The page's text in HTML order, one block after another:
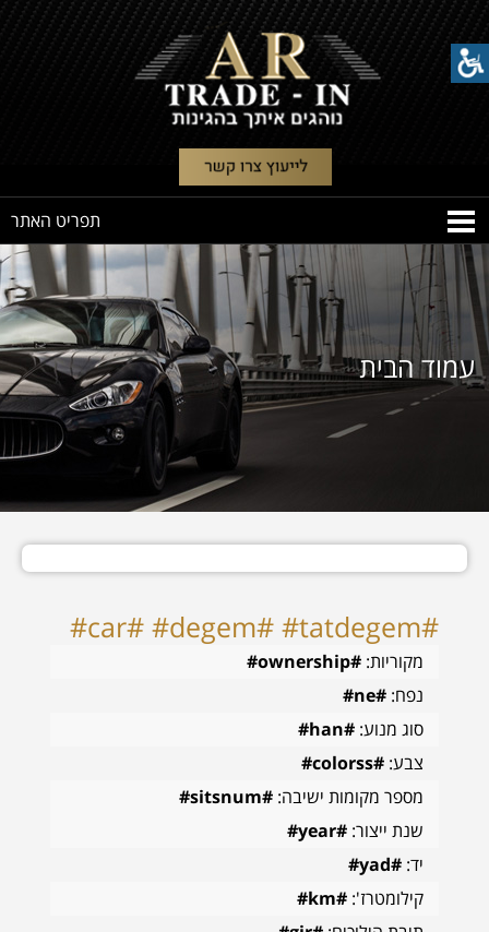
עמוד הבית
#car# #degem# #tatdegem#
מקוריות:#ownership#
נפח:#ne#
סוג מנוע:#han#
צבע:#colorss#
מספר מקומות ישיבה:#sitsnum#
שנת ייצור:#year#
יד:#yad#
קילומטרז':#km#